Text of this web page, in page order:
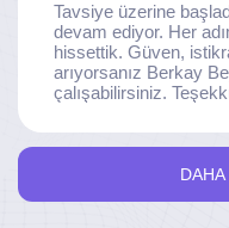
Tavsiye üzerine
devam ediyor. Her
hissettik. Güven,
arıyorsanız Berkay
çalışabilirsiniz.